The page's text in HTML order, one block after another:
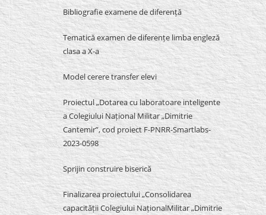
Bibliografie examene de diferență
Tematică examen de diferențe limba engleză
clasa a X-a
Model cerere transfer elevi
Proiectul „Dotarea cu laboratoare inteligente
a Colegiului Național Militar „Dimitrie
Cantemir”, cod proiect F-PNRR-Smartlabs-
2023-0598
Sprijin construire biserică
Finalizarea proiectului „Consolidarea
capacității Colegiului NaționalMilitar „Dimitrie